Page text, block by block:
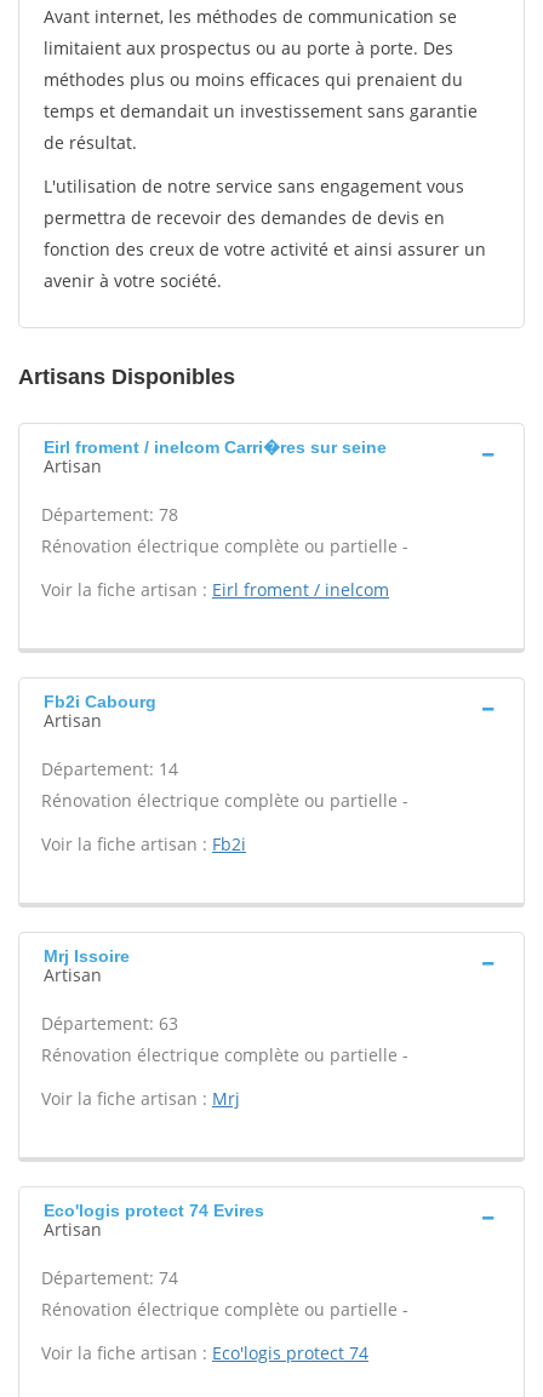
Avant internet, les méthodes de communication se
limitaient aux prospectus ou au porte à porte. Des
méthodes plus ou moins efficaces qui prenaient du
temps et demandait un investissement sans garantie
de résultat.
L'utilisation de notre service sans engagement vous
permettra de recevoir des demandes de devis en
fonction des creux de votre activité et ainsi assurer un
avenir à votre société.
Artisans Disponibles
Eirl froment / inelcom Carri�res sur seine
Artisan
Département: 78
Rénovation électrique complète ou partielle -
Voir la fiche artisan : Eirl froment / inelcom
Fb2i Cabourg
Artisan
Département: 14
Rénovation électrique complète ou partielle -
Voir la fiche artisan : Fb2i
Mrj Issoire
Artisan
Département: 63
Rénovation électrique complète ou partielle -
Voir la fiche artisan : Mrj
Eco'logis protect 74 Evires
Artisan
Département: 74
Rénovation électrique complète ou partielle -
Voir la fiche artisan : Eco'logis protect 74